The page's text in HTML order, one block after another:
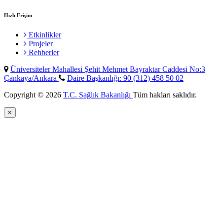
Hızlı Erişim
Etkinlikler
Projeler
Rehberler
Üniversiteler Mahallesi Şehit Mehmet Bayraktar Caddesi No:3
Çankaya/Ankara
Daire Başkanlığı: 90 (312) 458 50 02
Copyright © 2026 T.C. Sağlık Bakanlığı Tüm hakları saklıdır.
×